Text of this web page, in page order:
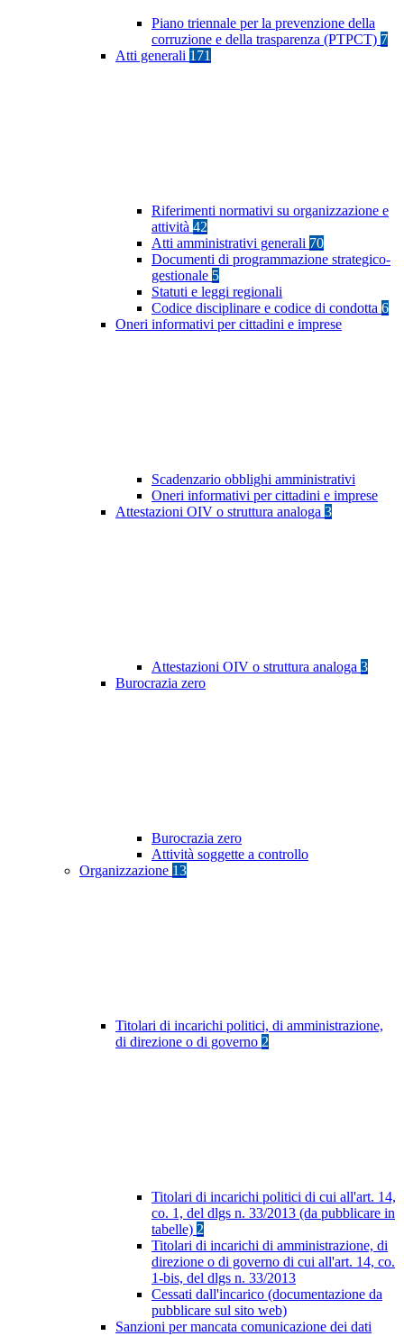
Piano triennale per la prevenzione della
corruzione e della trasparenza (PTPCT) 7
Atti generali 171
Riferimenti normativi su organizzazione e
attività 42
Atti amministrativi generali 70
Documenti di programmazione strategico-
gestionale 5
Statuti e leggi regionali
Codice disciplinare e codice di condotta 6
Oneri informativi per cittadini e imprese
Scadenzario obblighi amministrativi
Oneri informativi per cittadini e imprese
Attestazioni OIV o struttura analoga 3
Attestazioni OIV o struttura analoga 3
Burocrazia zero
Burocrazia zero
Attività soggette a controllo
Organizzazione 13
Titolari di incarichi politici, di amministrazione,
di direzione o di governo 2
Titolari di incarichi politici di cui all'art. 14,
co. 1, del dlgs n. 33/2013 (da pubblicare in
tabelle) 2
Titolari di incarichi di amministrazione, di
direzione o di governo di cui all'art. 14, co.
1-bis, del dlgs n. 33/2013
Cessati dall'incarico (documentazione da
pubblicare sul sito web)
Sanzioni per mancata comunicazione dei dati